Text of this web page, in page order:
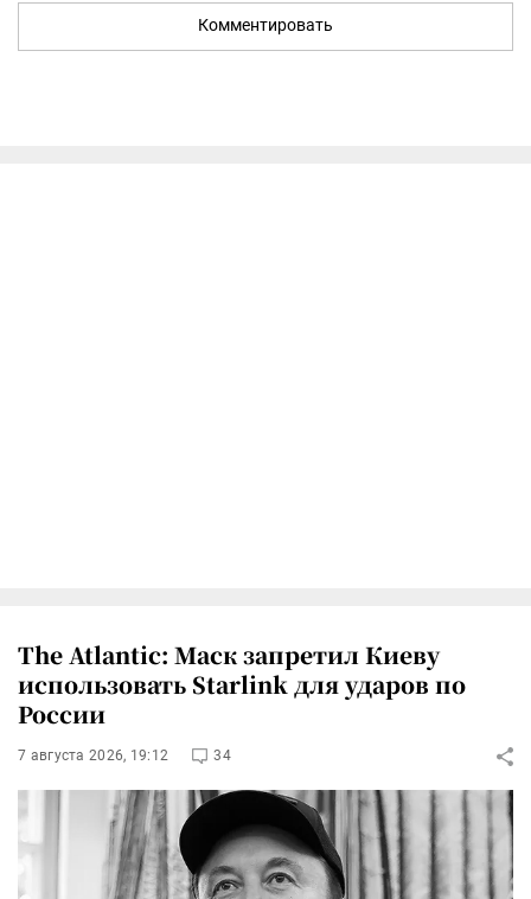
Комментировать
The Atlantic: Маск запретил Киеву
использовать Starlink для ударов по
России
7 августа 2026, 19:12 34